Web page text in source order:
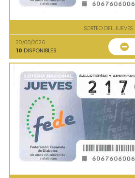
SORTEO DEL JUEVES
20/08/2026
10 DISPONIBLES